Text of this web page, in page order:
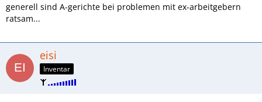
generell sind A-gerichte bei problemen mit ex-arbeitgebern
ratsam...
eisi
Inventar